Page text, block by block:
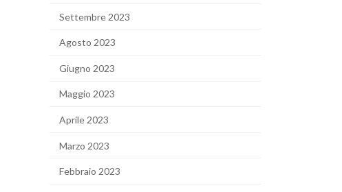
Settembre 2023
Agosto 2023
Giugno 2023
Maggio 2023
Aprile 2023
Marzo 2023
Febbraio 2023